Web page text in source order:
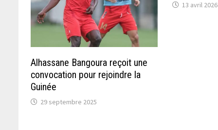
Alhassane Bangoura reçoit une
convocation pour rejoindre la
Guinée
29 septembre 2025
13 avril 2026